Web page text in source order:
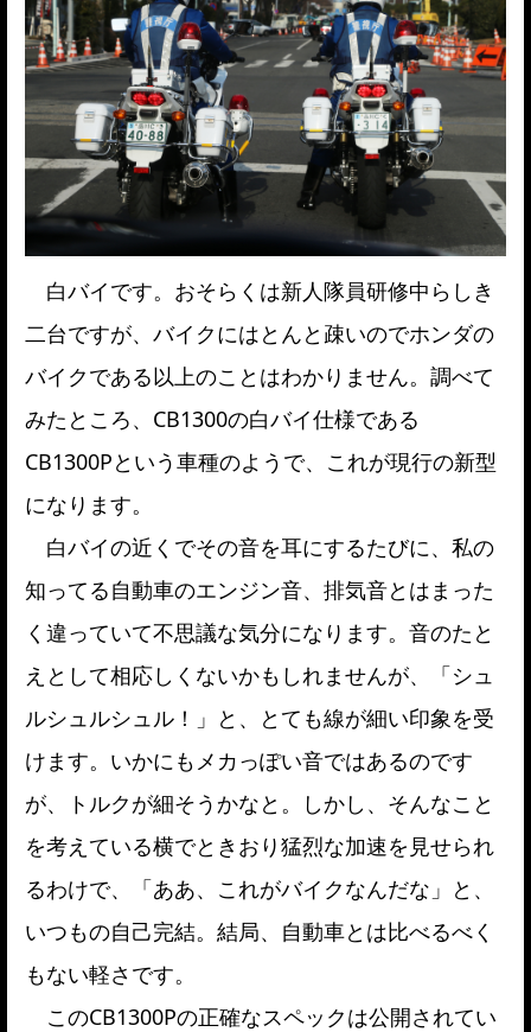
白バイです。おそらくは新人隊員研修中らしき
二台ですが、バイクにはとんと疎いのでホンダの
バイクである以上のことはわかりません。調べて
みたところ、CB1300の白バイ仕様である
CB1300Pという車種のようで、これが現行の新型
になります。
白バイの近くでその音を耳にするたびに、私の
知ってる自動車のエンジン音、排気音とはまった
く違っていて不思議な気分になります。音のたと
えとして相応しくないかもしれませんが、「シュ
ルシュルシュル！」と、とても線が細い印象を受
けます。いかにもメカっぽい音ではあるのです
が、トルクが細そうかなと。しかし、そんなこと
を考えている横でときおり猛烈な加速を見せられ
るわけで、「ああ、これがバイクなんだな」と、
いつもの自己完結。結局、自動車とは比べるべく
もない軽さです。
このCB1300Pの正確なスペックは公開されてい